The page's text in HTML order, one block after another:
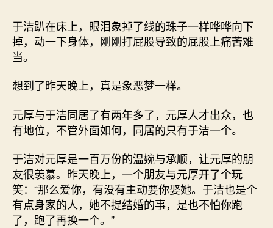
人
打
屁
于洁趴在床上，眼泪象掉了线的珠子一样哗哗向下
掉，动一下身体，刚刚打屁股导致的屁股上痛苦难
当。
想到了昨天晚上，真是象恶梦一样。
元厚与于洁同居了有两年多了，元厚人才出众，也
有地位，不管外面如何，同居的只有于洁一个。
于洁对元厚是一百万份的温婉与承顺，让元厚的朋
友很羡慕。昨天晚上，一个朋友与元厚开了个玩
笑：“那么爱你，有没有主动要你娶她。于洁也是个
有点身家的人，她不提结婚的事，是也不怕你跑
了，跑了再换一个。”